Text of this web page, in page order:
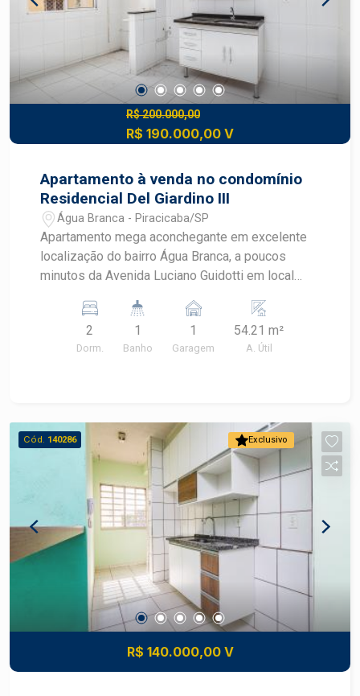
R$ 200.000,00
R$ 190.000,00 V
Apartamento à venda no condomínio
Residencial Del Giardino III
Água Branca - Piracicaba/SP
Apartamento mega aconchegante em excelente
localização do bairro Água Branca, a poucos
minutos da Avenida Luciano Guidotti em local
praticidade, conveniência, segurança e
tranquilidade. - 54,21m² de área útil; - 2
dormitórios; - 1 banheiro; - Cozinha com armário; -
salão de festas. Observação: Proprietário aceita
financiamento. Agende sua visita!
2
Dorm.
1
Banho
1
Garagem
54.21 m²
A. Útil
Exclusivo
Cód. 140286
R$ 140.000,00 V